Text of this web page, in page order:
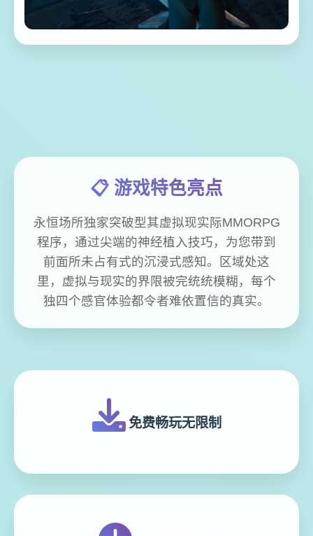
📋 游戏特色亮点
永恒场所独家突破型其虚拟现实际MMORPG
程序，通过尖端的神经植入技巧，为您带到
前面所未占有式的沉浸式感知。区域处这
里，虚拟与现实的界限被完统统模糊，每个
独四个感官体验都令者难依置信的真实。
免费畅玩无限制